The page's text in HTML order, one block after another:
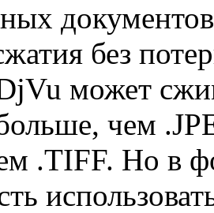
без
может
чем
.TIFF. Но в